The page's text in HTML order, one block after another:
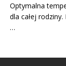
Optymalna
dla całej
…